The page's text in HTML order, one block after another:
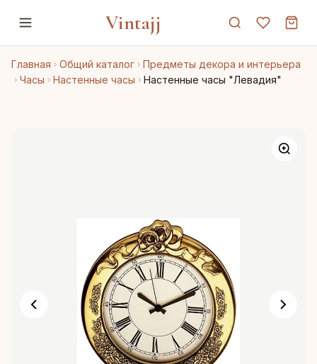
Vintajj
Главная Общий каталог
Предметы декора и интерьера
Часы
Настенные часы Настенные часы "Левадия"